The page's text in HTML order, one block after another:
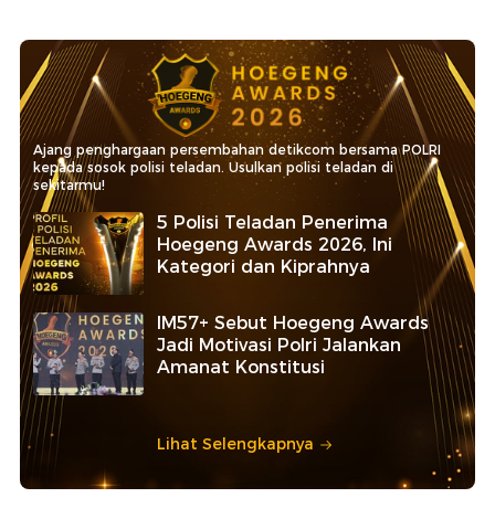
Ajang penghargaan persembahan detikcom bersama POLRI
kepada sosok polisi teladan. Usulkan polisi teladan di
sekitarmu!
5 Polisi Teladan Penerima
Hoegeng Awards 2026, Ini
Kategori dan Kiprahnya
IM57+ Sebut Hoegeng Awards
Jadi Motivasi Polri Jalankan
Amanat Konstitusi
Lihat Selengkapnya